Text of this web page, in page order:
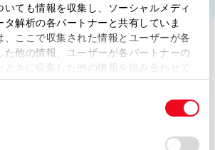
ても情報を収集し、ソーシャルメディ
タ解析の各パートナーと共有していま
、ここで収集された情報とユーザーが各
た他の情報、ユーザーが各パートナーの
ときに収集した他の情報を組み合わせて
ます。当ウェブサイトの使用を続行する
クッキー)が保存されることに同
充電スポットの場所、充電器の種類や空
ほか、さらにTEEMO会員は充電予約機